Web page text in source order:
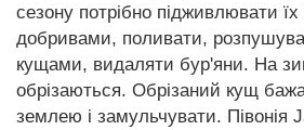
сезону потрібно підживлювати
добривами, поливати,
кущами, видаляти бур'яни. На
обрізаються. Обрізаний кущ
землею і замульчувати. Півонія